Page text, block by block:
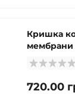
Кришка
720.00